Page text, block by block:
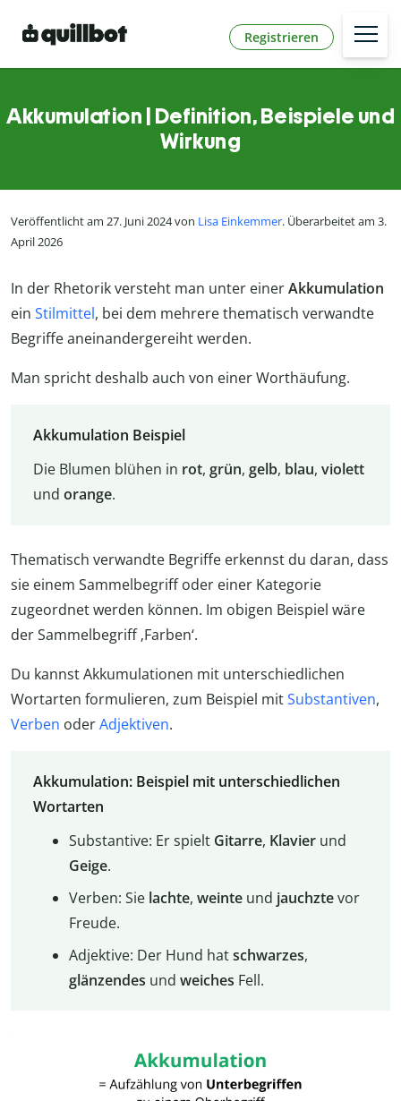
Registrieren
Akkumulation | Definition, Beispiele und
Wirkung
Veröffentlicht am 27. Juni 2024 von Lisa Einkemmer. Überarbeitet am 3.
April 2026
In der Rhetorik versteht man unter einerAkkumulation
ein Stilmittel, bei dem mehrere thematisch verwandte
Begriffe aneinandergereiht werden.
Man spricht deshalb auch von einer Worthäufung.
Akkumulation Beispiel
Die Blumen blühen in rot, grün, gelb, blau, violett
und orange.
Thematisch verwandte Begriffe erkennst du daran, dass
sie einem Sammelbegriff oder einer Kategorie
zugeordnet werden können. Im obigen Beispiel wäre
der Sammelbegriff ‚Farben‘.
Du kannst Akkumulationen mit unterschiedlichen
Wortarten formulieren, zum Beispiel mitSubstantiven,
Verben oderAdjektiven.
Akkumulation: Beispiel mit unterschiedlichen
Wortarten
Substantive: Er spielt Gitarre, Klavier und
Geige.
Verben: Sie lachte, weinte und jauchztevor
Freude.
Adjektive: Der Hund hatschwarzes,
glänzendes und weiches Fell.